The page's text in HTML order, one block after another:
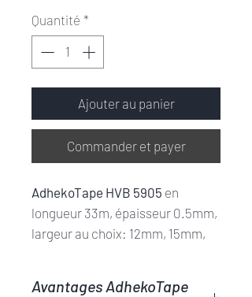
Quantité *
Ajouter au panier
Commander et payer
AdhekoTape HVB 5905 en
longueur 33m, épaisseur 0.5mm,
largeur au choix: 12mm, 15mm,
Avantages AdhekoTape